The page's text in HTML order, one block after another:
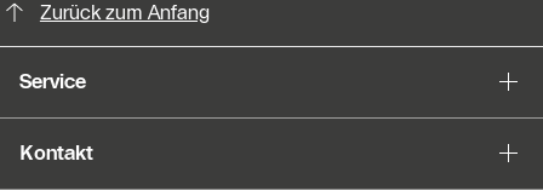
Zurück zum Anfang
Service
Kontakt